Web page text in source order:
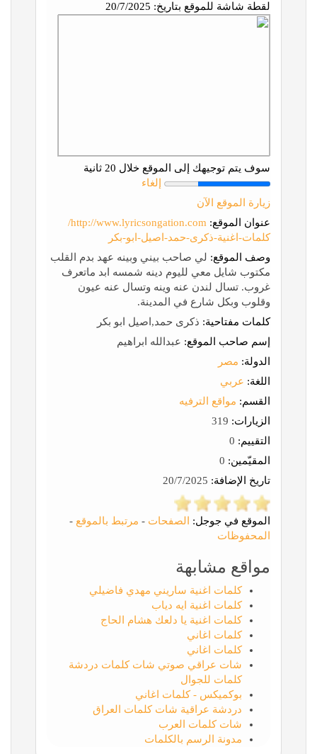
لقطة شاشة للموقع بتاريخ:
سوف يتم توجيهك إلى الموقع خلال 20 ثانية
إلغاء
زيارة الموقع الآن
عنوان الموقع:
http://www.lyricsongation.com/
كلمات-اغنية-ذكرى-حمد-اصيل-ابو-بكر
وصف الموقع: لي صاحب بيني وبينه عهد بدم القلب
مكتوب شايل معي لليوم دينه شمسه ابد ماتعرف
غروب. تسال لندن عنه وينه وتسال عنه عيون
وقلوب وبكل شارع في المدينة.
كلمات مفتاحية: ذكرى حمد,اصيل ابو بكر
إسم صاحب الموقع: عبدالله ابراهيم
الدولة: مصر
اللغة: عربي
القسم: مواقع الترفيه
الزيارات:
التقييم:
المقيّمين:
تاريخ الإضافة:
الموقع في جوجل: الصفحات - مرتبط بالموقع -
المحفوظات
مواقع مشابهة
كلمات اغنية ساريني مهدي فاضيلي
كلمات اغنية ايه دياب
كلمات اغنية يا دلعك هشام الحاج
كلمات اغاني
كلمات اغاني
شات عراقي صوتي شات كلمات دردشة
كلمات للجوال
بوكميكس - كلمات اغاني
دردشة عراقية شات كلمات العراق
شات كلمات العرب
مدونة الرسم بالكلمات